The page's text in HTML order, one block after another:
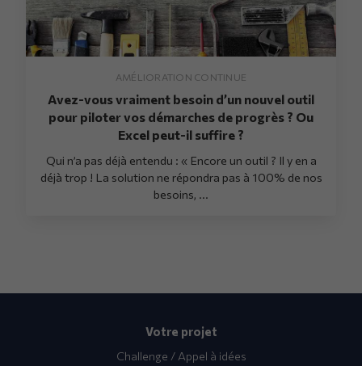
AMÉLIORATION CONTINUE
Avez-vous vraiment besoin d’un nouvel outil
pour piloter vos démarches de progrès ? Ou
Excel peut-il suffire ?
Qui n’a pas déjà entendu : « Encore un outil ? Il y en a
déjà trop ! La solution ne répondra pas à 100% de nos
besoins, ...
Votre projet
Challenge / Appel à idées